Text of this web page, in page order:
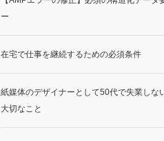
ー
在宅で仕事を継続するための必須条件
紙媒体のデザイナーとして50代で失業しな
大切なこと